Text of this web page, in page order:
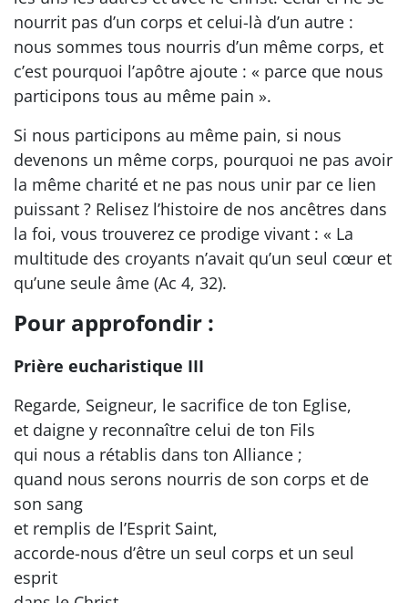
nourrit pas d’un corps et celui-là d’un autre :
nous sommes tous nourris d’un même corps, et
c’est pourquoi l’apôtre ajoute : « parce que nous
participons tous au même pain ».
Si nous participons au même pain, si nous
devenons un même corps, pourquoi ne pas avoir
la même charité et ne pas nous unir par ce lien
puissant ? Relisez l’histoire de nos ancêtres dans
la foi, vous trouverez ce prodige vivant : « La
multitude des croyants n’avait qu’un seul cœur et
qu’une seule âme (Ac 4, 32).
Pour approfondir :
Prière eucharistique III
Regarde, Seigneur, le sacrifice de ton Eglise,
et daigne y reconnaître celui de ton Fils
qui nous a rétablis dans ton Alliance ;
quand nous serons nourris de son corps et de
son sang
et remplis de l’Esprit Saint,
accorde-nous d’être un seul corps et un seul
esprit